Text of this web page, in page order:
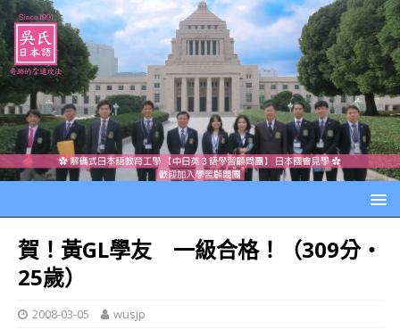
賀！黃GL學友 一級合格！（309分‧
25歲）
2008-03-05 wusjp